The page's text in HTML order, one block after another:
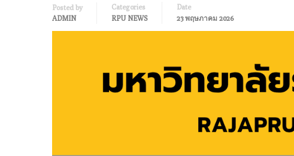
Posted by
ADMIN
Categories
RPU NEWS
Date
23 พฤษภาคม 2026